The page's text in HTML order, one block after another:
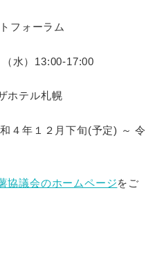
フォーラム
水）13:00-17:00
ホテル札幌
４年１２月下旬(予定) ～ 令
協議会のホームページをご